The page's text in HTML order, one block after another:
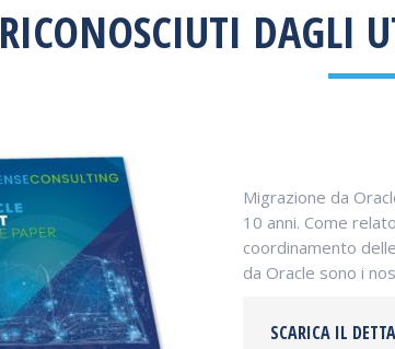
RICONOSCIUTI DAGLI
Migrazione da
10 anni. Come
coordinamento
da Oracle sono i
SCARICA IL